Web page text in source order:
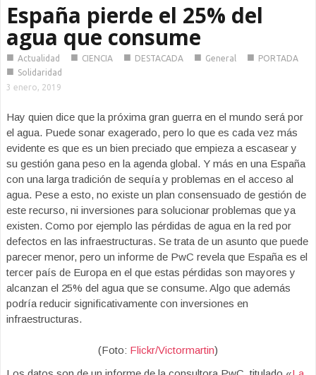
España pierde el 25% del
agua que consume
■ Actualidad ■ CIENCIA ■ DESTACADA ■ General ■ PORTADA
■ Solidaridad
3 enero, 2019
Hay quien dice que la próxima gran guerra en el mundo será por
el agua. Puede sonar exagerado, pero lo que es cada vez más
evidente es que es un bien preciado que empieza a escasear y
su gestión gana peso en la agenda global. Y más en una España
con una larga tradición de sequía y problemas en el acceso al
agua. Pese a esto, no existe un plan consensuado de gestión de
este recurso, ni inversiones para solucionar problemas que ya
existen. Como por ejemplo las pérdidas de agua en la red por
defectos en las infraestructuras. Se trata de un asunto que puede
parecer menor, pero un informe de PwC revela que España es el
tercer país de Europa en el que estas pérdidas son mayores y
alcanzan el 25% del agua que se consume. Algo que además
podría reducir significativamente con inversiones en
infraestructuras.
(Foto: Flickr/Victormartin)